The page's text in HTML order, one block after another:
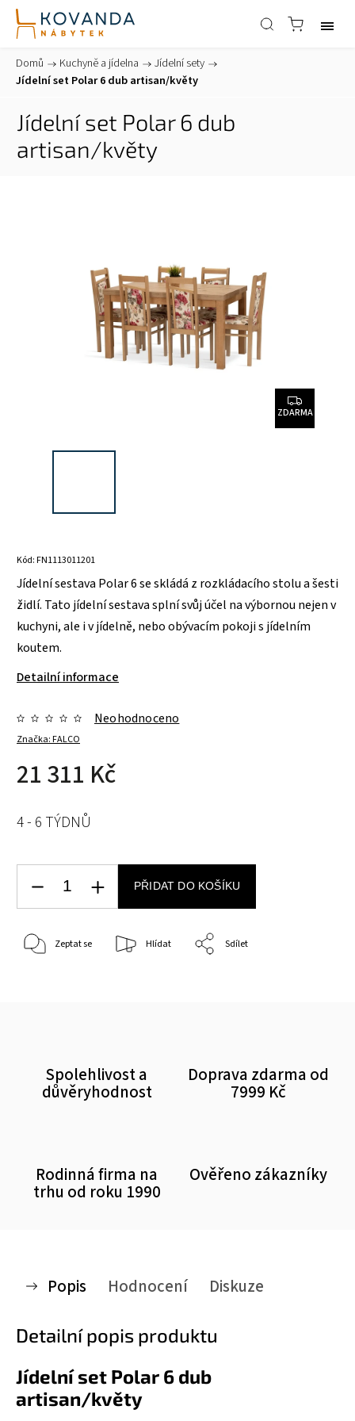
Domů / Kuchyně a jídelna / Jídelní sety /
Jídelní set Polar 6 dub artisan/květy
Jídelní set Polar 6 dub
artisan/květy
ZDARMA
Kód:FN1113011201
Jídelní sestava Polar 6 se skládá z rozkládacího stolu a šesti
židlí. Tato jídelní sestava splní svůj účel na výbornou nejen v
kuchyni, ale i v jídelně, nebo obývacím pokoji s jídelním
koutem.
Detailní informace
Značka:FALCO
Neohodnoceno
21 311 Kč
4 - 6 TÝDNŮ
PŘIDAT DO KOŠÍKU
Zeptat se Hlídat Sdílet
Spolehlivost a
důvěryhodnost
Doprava zdarma od
7999 Kč
Rodinná firma na
trhu od roku 1990
Ověřeno zákazníky
Popis Hodnocení Diskuze
Detailní popis produktu
Jídelní set Polar 6 dub
artisan/květy